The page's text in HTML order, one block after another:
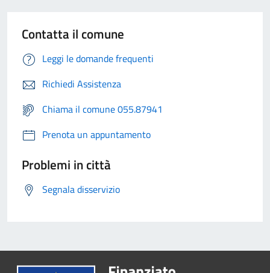
Contatta il comune
Leggi le domande frequenti
Richiedi Assistenza
Chiama il comune 055.87941
Prenota un appuntamento
Problemi in città
Segnala disservizio